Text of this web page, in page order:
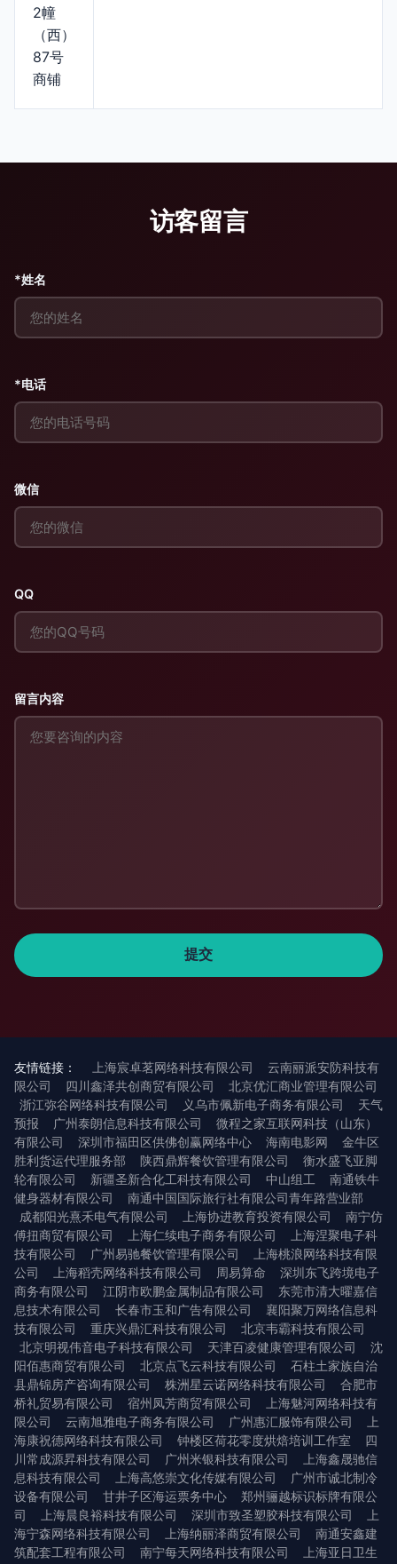
2幢
（西）
87号
商铺
访客留言
*姓名
*电话
微信
QQ
留言内容
友情链接： 上海宸卓茗网络科技有限公司
云南丽派安防科技有
限公司
四川鑫泽共创商贸有限公司
北京优汇商业管理有限公司
浙江弥谷网络科技有限公司
义乌市佩新电子商务有限公司
天气
预报
广州泰朗信息科技有限公司
微程之家互联网科技（山东）
有限公司
深圳市福田区供佛创赢网络中心 海南电影网
金牛区
胜利货运代理服务部
陕西鼎辉餐饮管理有限公司
衡水盛飞亚脚
轮有限公司
新疆圣新合化工科技有限公司 中山组工
南通铁牛
健身器材有限公司
南通中国国际旅行社有限公司青年路营业部
成都阳光熹禾电气有限公司
上海协进教育投资有限公司
南宁仿
傅扭商贸有限公司
上海仁续电子商务有限公司
上海涅聚电子科
技有限公司
广州易驰餐饮管理有限公司
上海桃浪网络科技有限
公司
上海稻壳网络科技有限公司 周易算命
深圳东飞跨境电子
商务有限公司
江阴市欧鹏金属制品有限公司
东莞市清大曜嘉信
息技术有限公司
长春市玉和广告有限公司
襄阳聚万网络信息科
技有限公司
重庆兴鼎汇科技有限公司
北京韦霸科技有限公司
北京明视伟音电子科技有限公司
天津百凌健康管理有限公司
沈
阳佰惠商贸有限公司
北京点飞云科技有限公司
石柱土家族自治
县鼎锦房产咨询有限公司
株洲星云诺网络科技有限公司
合肥市
桥礼贸易有限公司
宿州凤芳商贸有限公司
上海魅河网络科技有
限公司
云南旭雅电子商务有限公司 广州惠汇服饰有限公司
上
海康祝德网络科技有限公司
钟楼区荷花零度烘焙培训工作室
四
川常成源昇科技有限公司
广州米银科技有限公司
上海鑫晟驰信
息科技有限公司
上海高悠崇文化传媒有限公司
广州市诚北制冷
设备有限公司
甘井子区海运票务中心
郑州骊越标识标牌有限公
司
上海晨良裕科技有限公司 深圳市致圣塑胶科技有限公司
上
海宁森网络科技有限公司
上海纳丽泽商贸有限公司
南通安鑫建
筑配套工程有限公司
南宁每天网络科技有限公司 上海亚日卫生